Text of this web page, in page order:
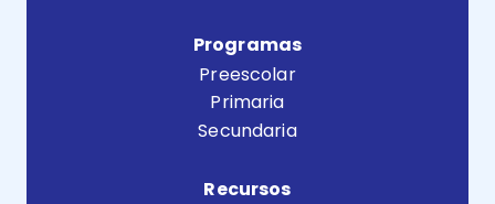
Programas
Preescolar
Primaria
Secundaria
Recursos